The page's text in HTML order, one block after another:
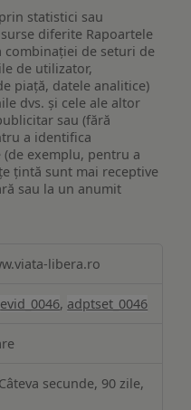
statistici sau
diferite Rapoartele
combinației de seturi de
de utilizator,
piață, datele analitice)
dvs. și cele ale altor
sau (fără
a identifica
exemplu, pentru a
țintă sunt mai receptive
sau la un anumit
libera.ro
evid_0046, adptset_0046
Câteva secunde, 90 zile,